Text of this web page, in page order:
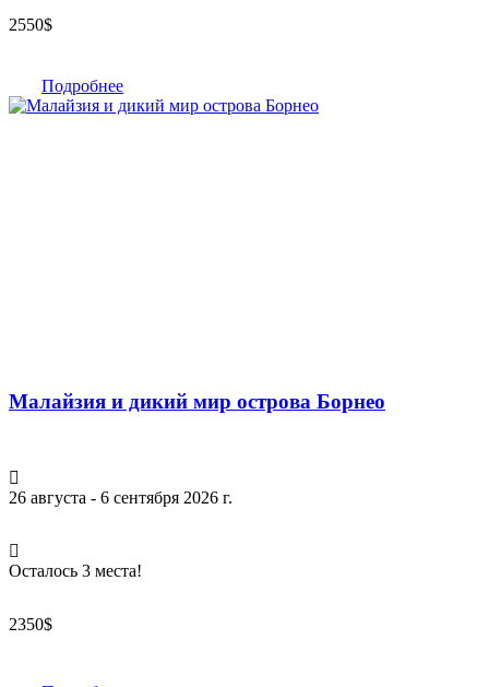
2550$
Подробнее
Малайзия и дикий мир острова Борнео
26 августа - 6 сентября 2026 г.
Осталось 3 места!
2350$